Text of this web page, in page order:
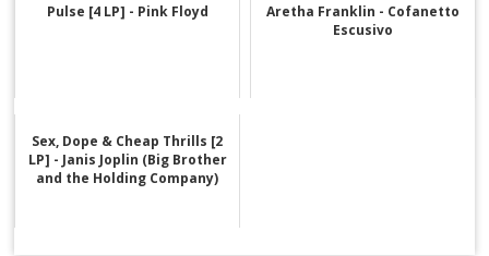
Pulse [4 LP] - Pink Floyd
Aretha Franklin - Cofanetto
Escusivo
Sex, Dope & Cheap Thrills [2
LP] - Janis Joplin (Big Brother
and the Holding Company)